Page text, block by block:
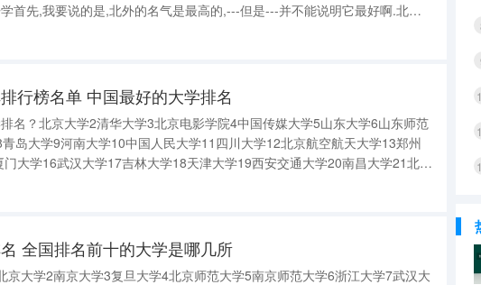
首先,我要说的是,北外的名气是最高的,---但是---并不能说明它最好啊.北外
且它在全国招生也较多,宣传做的不错,我们也不能否认它出来了一些名人--
行榜名单 中国最好的大学排名
名？北京大学2清华大学3北京电影学院4中国传媒大学5山东大学6山东师范
岛大学9河南大学10中国人民大学11四川大学12北京航空航天大学13郑州
大学16武汉大学17吉林大学18天津大学19西安交通大学20南昌大学21北京
浙江大学24北京邮电大学25燕山大学26河南科技学院27北京外国语大学28
全国排名前十的大学是哪几所
京大学2南京大学3复旦大学4北京师范大学5南京师范大学6浙江大学7武汉大